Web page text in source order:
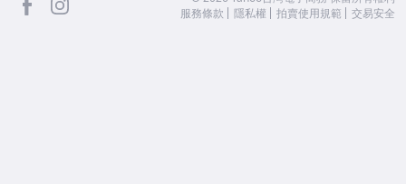
服務條款
隱私權 拍賣使用規範 交易安全